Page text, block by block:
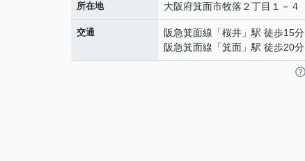
所在地 大阪府箕面市牧落 ２丁目１－４
交通 阪急箕面線 「桜井 」駅 徒歩15分
阪急箕面線 「箕面 」駅 徒歩20分